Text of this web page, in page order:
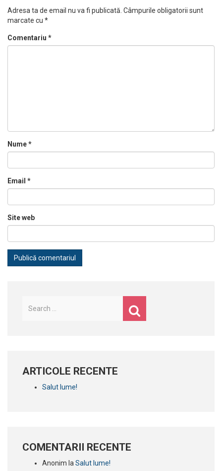
Adresa ta de email nu va fi publicată. Câmpurile obligatorii sunt
marcate cu *
Comentariu *
Nume*
Email *
Site web
după:
ARTICOLE RECENTE
Salut lume!
COMENTARII RECENTE
Anonim la Salut lume!